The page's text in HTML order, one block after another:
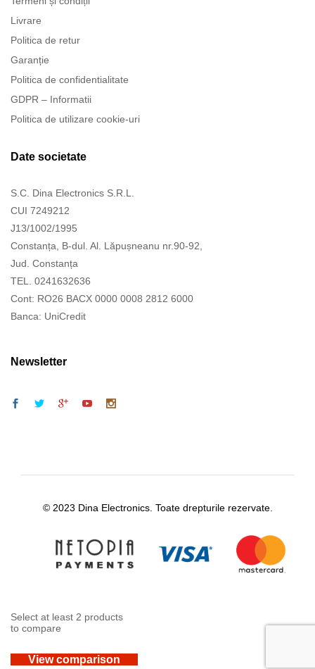
Livrare
Politica de retur
Garanție
Politica de confidentialitate
GDPR – Informatii
Politica de utilizare cookie-uri
Date societate
S.C. Dina Electronics S.R.L.
CUI 7249212
J13/1002/1995
Constanța, B-dul. Al. Lăpușneanu nr.90-92,
Jud. Constanța
TEL. 0241632636
Cont: RO26 BACX 0000 0008 2812 6000
Banca: UniCredit
Newsletter
© 2023 Dina Electronics. Toate drepturile rezervate.
Select at least 2 products
to compare
View comparison